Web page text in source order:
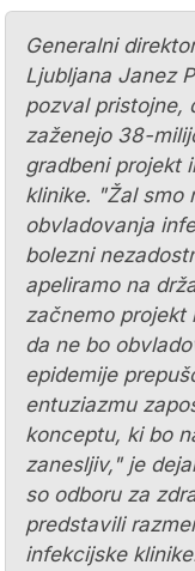
Generalni
Ljubljana Janez
pozval pristojne,
zaženejo 38-
gradbeni projekt
klinike. "Žal smo
obvladovanja
bolezni
apeliramo na
začnemo projekt
da ne bo
epidemije
entuziazmu
konceptu, ki bo
zanesljiv," je
so odboru za
predstavili
infekcijske